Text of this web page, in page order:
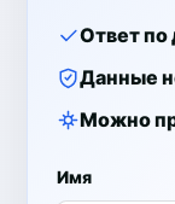
Ответ по
Данные
Можно
Имя